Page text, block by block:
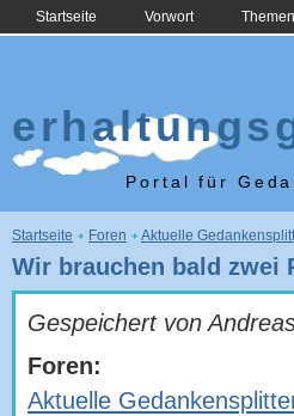
Startseite Vorwort Themen
Portal für
Sie sind hier
Startseite Foren Aktuelle
Wir brauchen bald zwei
Gespeichert von
Foren:
Aktuelle